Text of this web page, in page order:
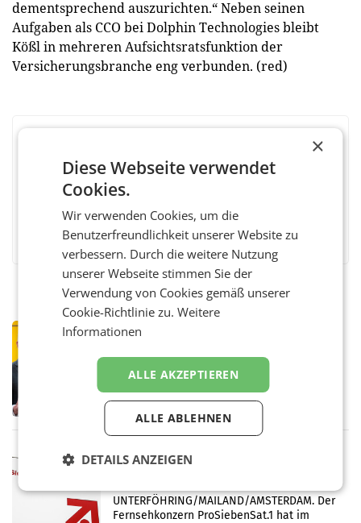
dementsprechend auszurichten.“ Neben seinen
Aufgaben als CCO bei Dolphin Technologies bleibt
Kößl in mehreren Aufsichtsratsfunktion der
Versicherungsbranche eng verbunden. (red)
FacebookTwitterMessengerWhatsAppLinkedInXING Teilen
PRIMENEWS
ersten Halbjahr trotz schwachem
Briefgeschäft
WIEN Die Österreichische Post AG hat im
ersten Halbjahr 2026 einen Konzernumsatz
von 1.544,0 Mio. EUR erwirtschaftet, was
einem Plus von 3,8 Prozent gegenüber dem
überraschend viel Gewinn
UNTERFÖHRING/MAILAND/AMSTERDAM. Der
Fernsehkonzern ProSiebenSat.1 hat im
×
Diese Webseite verwendet
Cookies.
Wir verwenden Cookies, um die
Benutzerfreundlichkeit unserer Website zu
verbessern. Durch die weitere Nutzung
unserer Webseite stimmen Sie der
Verwendung von Cookies gemäß unserer
Cookie-Richtlinie zu.Weitere
Informationen
ALLE AKZEPTIEREN
ALLE ABLEHNEN
DETAILS ANZEIGEN